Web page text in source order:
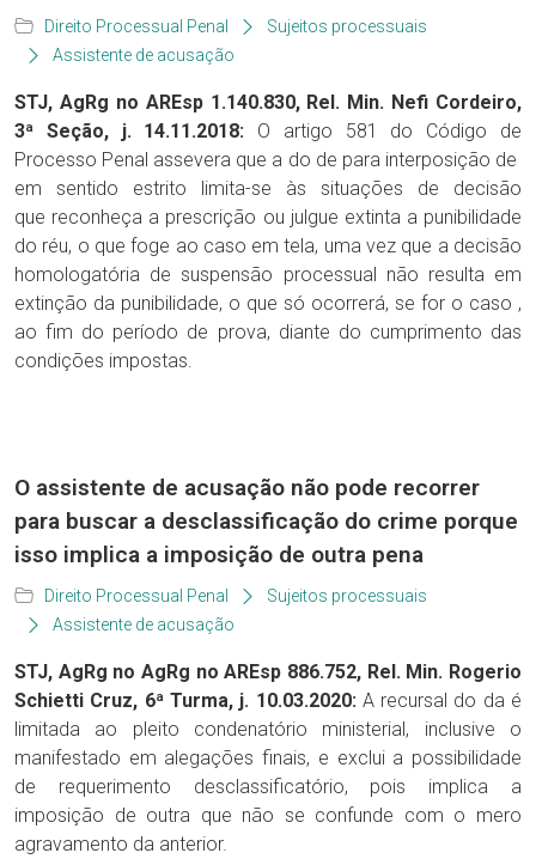
Direito Processual Penal
Sujeitos processuais
Assistente de acusação
STJ, AgRg no AREsp 1.140.830, Rel. Min. Nefi Cordeiro,
3ª Seção, j. 14.11.2018: O artigo 581 do Código de
Processo Penal assevera que a do de para interposição de
em sentido estrito limita-se às situações de decisão
que reconheça a prescrição ou julgue extinta a punibilidade
do réu, o que foge ao caso em tela, uma vez que a decisão
homologatória de suspensão processual não resulta em
extinção da punibilidade, o que só ocorrerá, se for o caso ,
ao fim do período de prova, diante do cumprimento das
condições impostas.
O assistente de acusação não pode recorrer
para buscar a desclassificação do crime porque
isso implica a imposição de outra pena
Direito Processual Penal
Sujeitos processuais
Assistente de acusação
STJ, AgRg no AgRg no AREsp 886.752, Rel. Min. Rogerio
Schietti Cruz, 6ª Turma, j. 10.03.2020: A recursal do da é
limitada ao pleito condenatório ministerial, inclusive o
manifestado em alegações finais, e exclui a possibilidade
de requerimento desclassificatório, pois implica a
imposição de outra que não se confunde com o mero
agravamento da anterior.